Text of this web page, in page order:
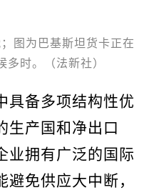
图为巴基斯坦货卡正在
时。（法新社）
具备多项结构性优
生产国和净出口
业拥有广泛的国际
免供应大中断，